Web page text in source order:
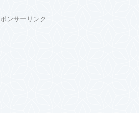
ンサーリンク